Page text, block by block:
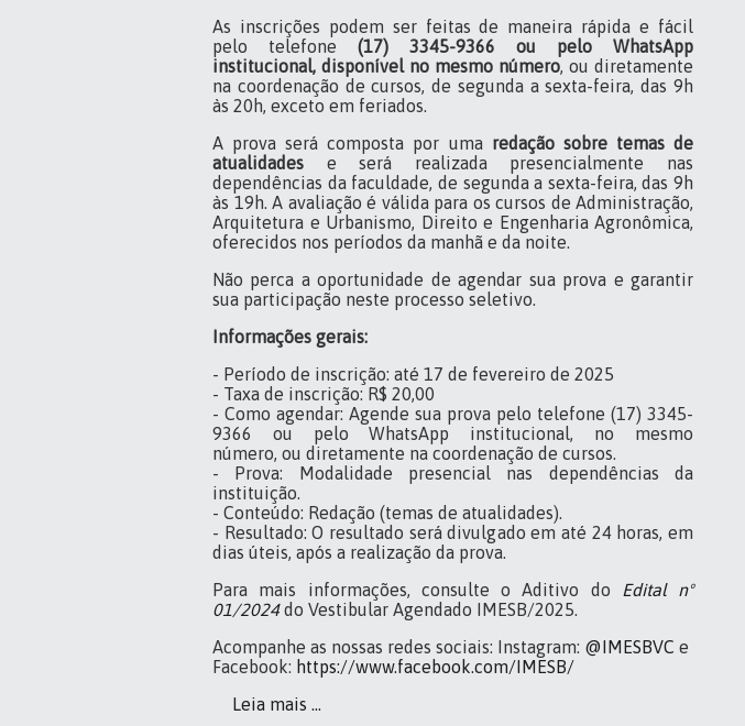
As inscrições podem ser feitas de maneira rápida e fácil
pelo telefone (17) 3345-9366 ou pelo WhatsApp
institucional, disponível no mesmo número, ou diretamente
na coordenação de cursos, de segunda a sexta-feira, das 9h
às 20h, exceto em feriados.
A prova será composta por uma redação sobre temas de
atualidades e será realizada presencialmente nas
dependências da faculdade, de segunda a sexta-feira, das 9h
às 19h. A avaliação é válida para os cursos de Administração,
Arquitetura e Urbanismo, Direito e Engenharia Agronômica,
oferecidos nos períodos da manhã e da noite.
Não perca a oportunidade de agendar sua prova e garantir
sua participação neste processo seletivo.
Informações gerais:
- Período de inscrição: até 17 de fevereiro de 2025
- Taxa de inscrição: R$ 20,00
- Como agendar: Agende sua prova pelo telefone (17) 3345-
9366 ou pelo WhatsApp institucional, no mesmo
número, ou diretamente na coordenação de cursos.
- Prova: Modalidade presencial nas dependências da
instituição.
- Conteúdo: Redação (temas de atualidades).
- Resultado: O resultado será divulgado em até 24 horas, em
dias úteis, após a realização da prova.
Para mais informações, consulte o Aditivo do
Edital nº
01/2024 do Vestibular Agendado IMESB/2025.
Acompanhe as nossas redes sociais: Instagram: @IMESBVC e
Facebook: https://www.facebook.com/IMESB/
Leia mais ...